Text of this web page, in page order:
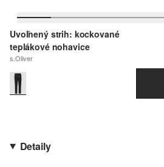
Uvoľnený strih: kockované
teplákové nohavice
s.Oliver
Detaily